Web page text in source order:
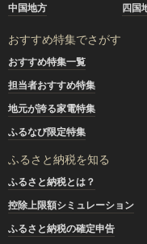
中国地方
四国
おすすめ特集でさがす
おすすめ特集一覧
担当者おすすめ特集
地元が誇る家電特集
ふるなび限定特集
ふるさと納税を知る
ふるさと納税とは？
控除上限額シミュレーション
ふるさと納税の確定申告